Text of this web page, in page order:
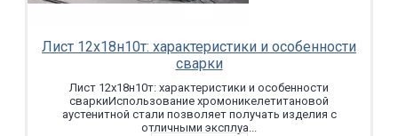
Лист 12х18н10т: характеристики и особенности
сварки
Лист 12х18н10т: характеристики и особенности
сваркиИспользование хромоникелетитановой
аустенитной стали позволяет получать изделия с
отличными эксплуа...